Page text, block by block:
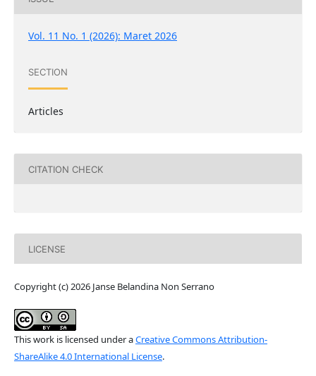
Vol. 11 No. 1 (2026): Maret 2026
SECTION
Articles
CITATION CHECK
LICENSE
Copyright (c) 2026 Janse Belandina Non Serrano
This work is licensed under aCreative Commons Attribution-
ShareAlike 4.0 International License.